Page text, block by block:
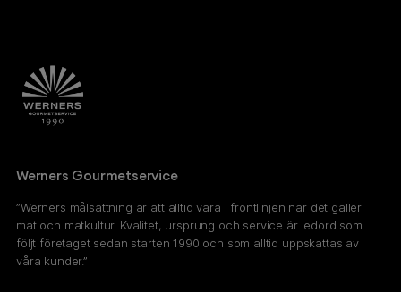
Werners Gourmetservice
”Werners målsättning är att alltid vara i frontlinjen när det gäller
mat och matkultur. Kvalitet, ursprung och service är ledord som
följt företaget sedan starten 1990 och som alltid uppskattas av
våra kunder.”